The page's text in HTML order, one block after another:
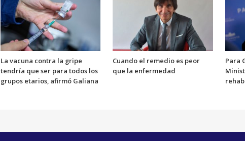
La vacuna contra la gripe
tendría que ser para todos los
grupos etarios, afirmó Galiana
Cuando el remedio es peor
que la enfermedad
Para